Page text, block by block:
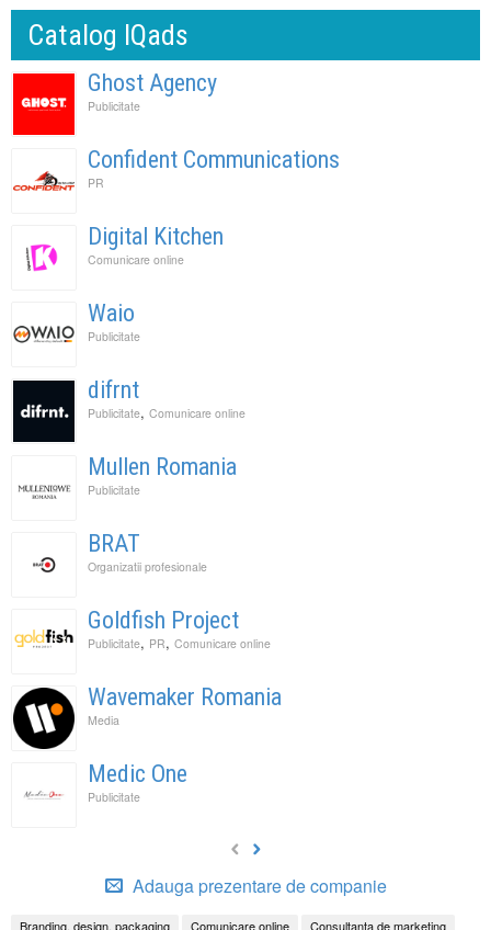
Catalog IQads
Ghost Agency
Publicitate
Confident Communications
PR
Digital Kitchen
Comunicare online
Waio
Publicitate
difrnt
Publicitate, Comunicare online
Mullen Romania
Publicitate
BRAT
Organizatii profesionale
Goldfish Project
Publicitate, PR, Comunicare online
Wavemaker Romania
Media
Medic One
Publicitate
Adauga prezentare de companie
Branding, design, packaging Comunicare online Consultanta de marketing